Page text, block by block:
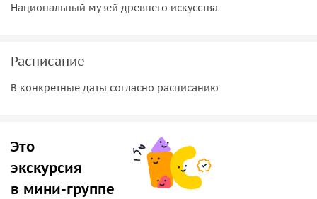
Национальный музей древнего искусства
Расписание
В конкретные даты согласно расписанию
Это
экскурсия
в мини-группе